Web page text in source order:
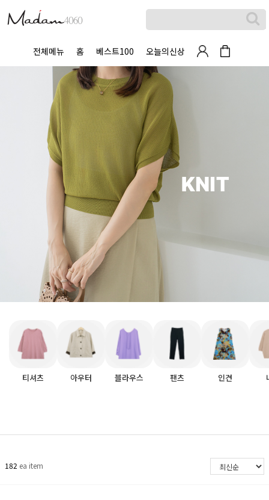
전체메뉴 홈 베스트100 오늘의신상
티셔츠 아우터 블라우스 팬츠 인견
182 ea item